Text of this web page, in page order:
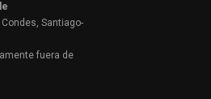
Santiago-
fuera de